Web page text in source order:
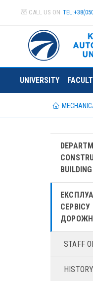
CALL US ON
UNIVERSITY
СЕРВІСУ
STAFF